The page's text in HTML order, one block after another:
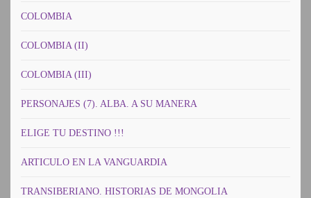
COLOMBIA
COLOMBIA (II)
COLOMBIA (III)
PERSONAJES (7). ALBA. A SU MANERA
ELIGE TU DESTINO !!!
ARTICULO EN LA VANGUARDIA
TRANSIBERIANO. HISTORIAS DE MONGOLIA